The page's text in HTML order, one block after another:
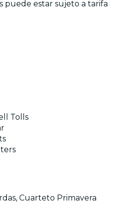
puede estar sujeto a tarifa
Tolls
Cuarteto Primavera